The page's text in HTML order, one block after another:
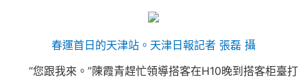
春運首日的天津站。天津日報記者 張磊 攝
“您跟我來。”陳霞青趕忙領導搭客在H10晚到搭客柜臺打